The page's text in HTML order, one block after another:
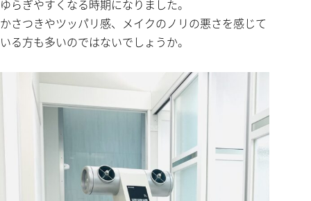
ゆらぎやすくなる時期になりました。
かさつきやツッパリ感、メイクのノリの悪さを感じて
いる方も多いのではないでしょうか。